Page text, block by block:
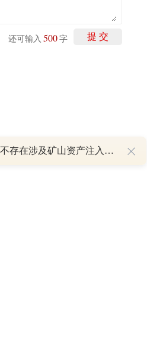
提 交
还可输入 500 字
8天7板高争民爆：公司不存在涉及矿山资产注入和重大资产重组的具体计划